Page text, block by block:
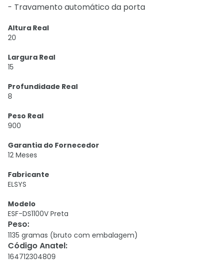
- Travamento automático da porta
Altura Real
20
Largura Real
15
Profundidade Real
8
Peso Real
900
Garantia do Fornecedor
12 Meses
Fabricante
ELSYS
Modelo
ESF-DS1100V Preta
Peso:
1135 gramas (bruto com embalagem)
Código Anatel:
164712304809